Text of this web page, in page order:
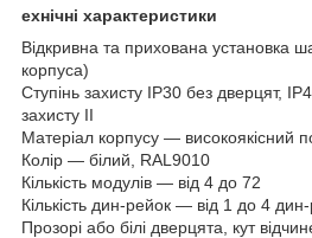
ехнічні характеристики
Відкривна та прихована установка
корпуса)
Ступінь захисту IP30 без дверцят,
захисту II
Матеріал корпусу — високоякісний
Колір — білий, RAL9010
Кількість модулів — від 4 до 72
Кількість дин-рейок — від 1 до 4
Прозорі або білі дверцята, кут